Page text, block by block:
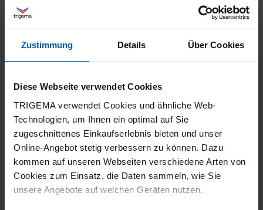
Zustimmung Details Über Cookies
Diese Webseite verwendet Cookies
TRIGEMA verwendet Cookies und ähnliche Web-
Technologien, um Ihnen ein optimal auf Sie
zugeschnittenes Einkaufserlebnis bieten und unser
Online-Angebot stetig verbessern zu können. Dazu
kommen auf unseren Webseiten verschiedene Arten von
Cookies zum Einsatz, die Daten sammeln, wie Sie
unsere Angebote auf welchen Geräten nutzen.
verlässlich schön und bequem
5
Sehr gute Qualität und Passform
14.07.2026